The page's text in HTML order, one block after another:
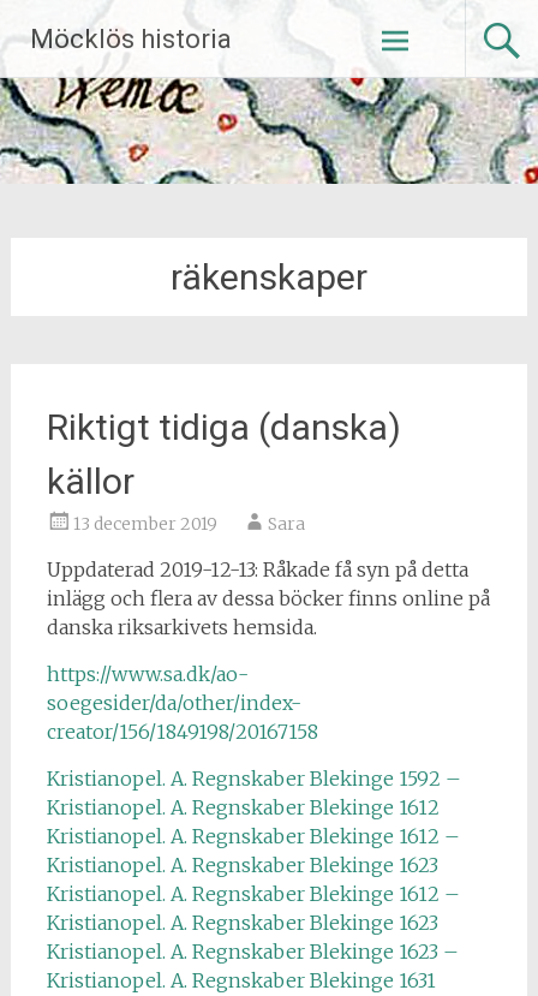
till
innehåll
Möcklös historia
räkenskaper
Riktigt tidiga (danska)
källor
13 december 2019 Sara
Uppdaterad 2019-12-13: Råkade få syn på detta
inlägg och flera av dessa böcker finns online på
danska riksarkivets hemsida.
https://www.sa.dk/ao-
soegesider/da/other/index-
creator/156/1849198/20167158
Kristianopel. A. Regnskaber Blekinge 1592 –
Kristianopel. A. Regnskaber Blekinge 1612
Kristianopel. A. Regnskaber Blekinge 1612 –
Kristianopel. A. Regnskaber Blekinge 1623
Kristianopel. A. Regnskaber Blekinge 1612 –
Kristianopel. A. Regnskaber Blekinge 1623
Kristianopel. A. Regnskaber Blekinge 1623 –
Kristianopel. A. Regnskaber Blekinge 1631